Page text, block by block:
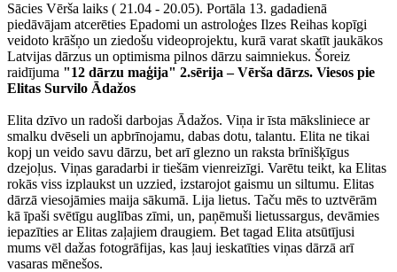
Sācies Vērša laiks ( 21.04 - 20.05). Portāla 13. gadadienā
piedāvājam atcerēties Epadomi un astroloģes Ilzes Reihas kopīgi
veidoto krāšņo un ziedošu videoprojektu, kurā varat skatīt jaukākos
Latvijas dārzus un optimisma pilnos dārzu saimniekus. Šoreiz
raidījuma "12 dārzu maģija" 2.sērija – Vērša dārzs. Viesos pie
Elitas Survilo Ādažos
Elita dzīvo un radoši darbojas Ādažos. Viņa ir īsta māksliniece ar
smalku dvēseli un apbrīnojamu, dabas dotu, talantu. Elita ne tikai
kopj un veido savu dārzu, bet arī glezno un raksta brīnišķīgus
dzejoļus. Viņas garadarbi ir tiešām vienreizīgi. Varētu teikt, ka Elitas
rokās viss izplaukst un uzzied, izstarojot gaismu un siltumu. Elitas
dārzā viesojāmies maija sākumā. Lija lietus. Taču mēs to uztvērām
kā īpaši svētīgu auglības zīmi, un, paņēmuši lietussargus, devāmies
iepazīties ar Elitas zaļajiem draugiem. Bet tagad Elita atsūtījusi
mums vēl dažas fotogrāfijas, kas ļauj ieskatīties viņas dārzā arī
vasaras mēnešos.